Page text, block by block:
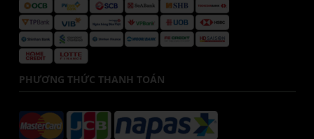
PHƯƠNG THỨC THANH TOÁN